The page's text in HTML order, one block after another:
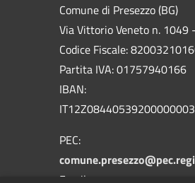
Comune di Presezzo (BG)
Via Vittorio Veneto n. 1049
Codice Fiscale:
Partita IVA: 01757940166
IBAN:
PEC:
Email: